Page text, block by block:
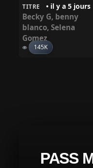
TITRE • il y a 5 jours
Becky G, benny
blanco, Selena
Gomez
145K
PASS